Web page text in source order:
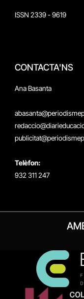
ISSN 2339 - 9619
CONTACTA'NS
Ana Basanta
Telèfon:
932 311 247